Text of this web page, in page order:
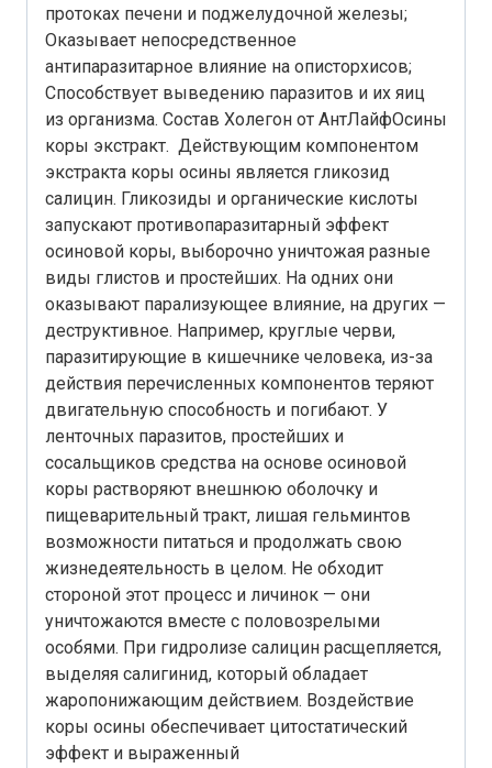
протоках печени и поджелудочной железы;
Оказывает непосредственное
антипаразитарное влияние на описторхисов;
Способствует выведению паразитов и их яиц
из организма. Состав Холегон от АнтЛайфОсины
коры экстракт. Действующим компонентом
экстракта коры осины является гликозид
салицин. Гликозиды и органические кислоты
запускают противопаразитарный эффект
осиновой коры, выборочно уничтожая разные
виды глистов и простейших. На одних они
оказывают парализующее влияние, на других —
деструктивное. Например, круглые черви,
паразитирующие в кишечнике человека, из-за
действия перечисленных компонентов теряют
двигательную способность и погибают. У
ленточных паразитов, простейших и
сосальщиков средства на основе осиновой
коры растворяют внешнюю оболочку и
пищеварительный тракт, лишая гельминтов
возможности питаться и продолжать свою
жизнедеятельность в целом. Не обходит
стороной этот процесс и личинок — они
уничтожаются вместе с половозрелыми
особями. При гидролизе салицин расщепляется,
выделяя салигинид, который обладает
жаропонижающим действием. Воздействие
коры осины обеспечивает цитостатический
эффект и выраженный